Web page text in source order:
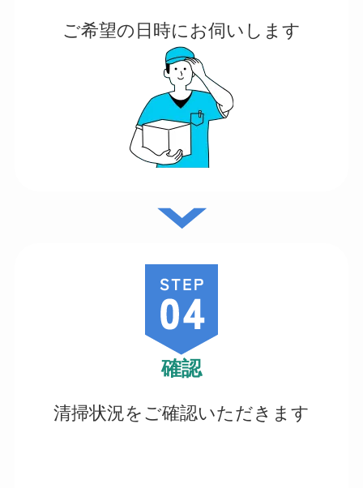
ご希望の日時にお伺いします
確認
清掃状況をご確認いただきます